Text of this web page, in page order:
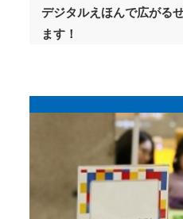
デジタルえほんで広がる
ます！